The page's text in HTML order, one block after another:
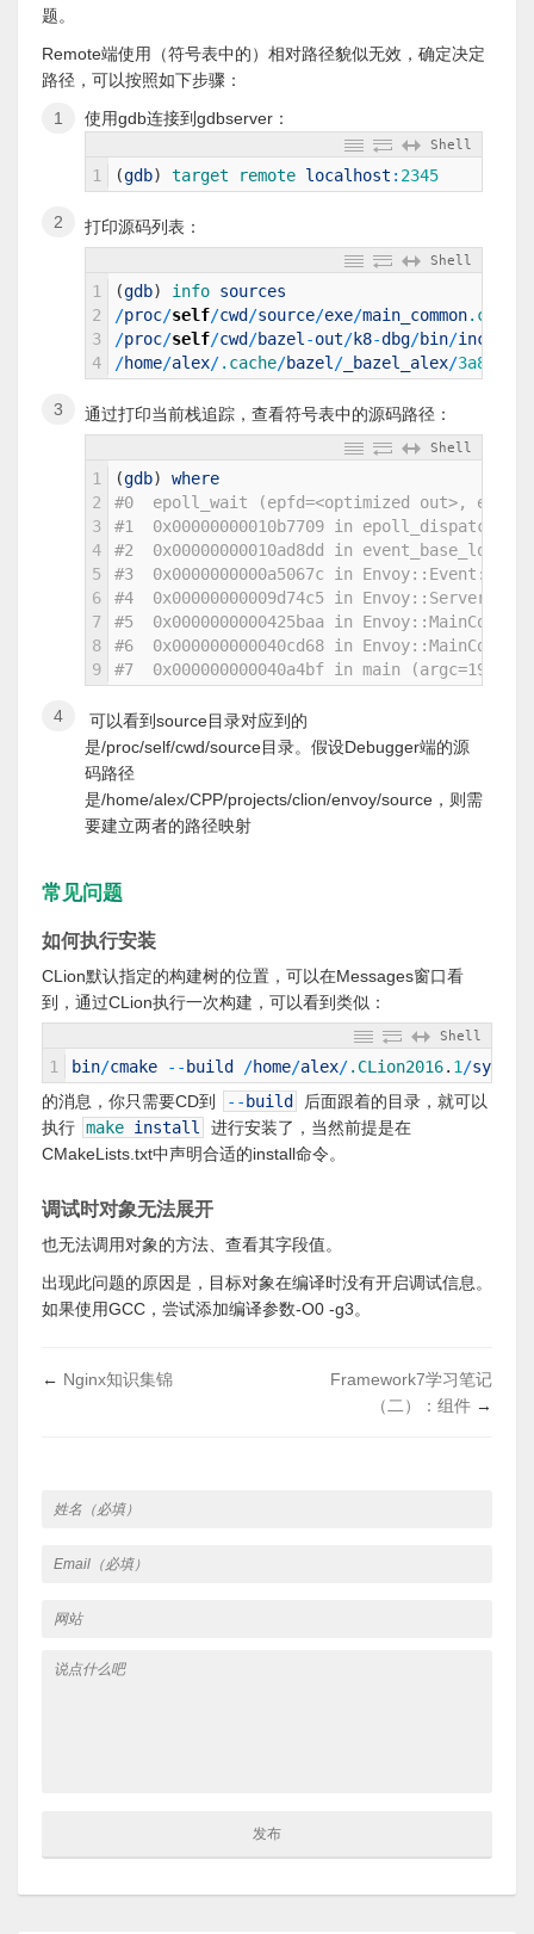
题。
Remote端使用（符号表中的）相对路径貌似无效，确定决定
路径，可以按照如下步骤：
使用gdb连接到gdbserver：
Shell
1 (gdb) target remote localhost : 2345
打印源码列表：
Shell
1
2
3
4
(gdb) info sources
/proc/self/cwd /source/exe/main_common.cc
/proc/self/cwd /bazel -out/k8-dbg/bin/include
/home/alex/.cache/bazel / _bazel_alex/
通过打印当前栈追踪，查看符号表中的源码路径：
Shell
1
2
3
4
5
6
7
8
9
(gdb)
where
#0  epoll_wait (epfd=<optimized out>,
#1  0x00000000010b7709 in epoll_dispatch
#2  0x00000000010ad8dd in
#3  0x0000000000a5067c in
#4  0x00000000009d74c5 in
#5  0x0000000000425baa in
#6  0x000000000040cd68 in
#7  0x000000000040a4bf in main
可以看到source目录对应到的
是/proc/self/cwd/source目录。假设Debugger端的源
码路径
是/home/alex/CPP/projects/clion/envoy/source，则需
要建立两者的路径映射
常见问题
如何执行安装
CLion默认指定的构建树的位置，可以在Messages窗口看
到，通过CLion执行一次构建，可以看到类似：
Shell
1 bin/cmake -- build /home/alex/.CLion2016. 1 /system
的消息，你只需要CD到
-- build
后面跟着的目录，就可以
执行 make install
进行安装了，当然前提是在
CMakeLists.txt中声明合适的install命令。
调试时对象无法展开
也无法调用对象的方法、查看其字段值。
出现此问题的原因是，目标对象在编译时没有开启调试信息。
如果使用GCC，尝试添加编译参数-O0 -g3。
← Nginx知识集锦
Framework7学习笔记
（二）：组件 →